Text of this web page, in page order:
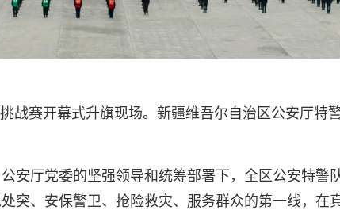
战赛开幕式升旗现场。新疆维吾尔自治区公安厅特
安厅党委的坚强领导和统筹部署下，全区公安特警
突、安保警卫、抢险救灾、服务群众的第一线，在